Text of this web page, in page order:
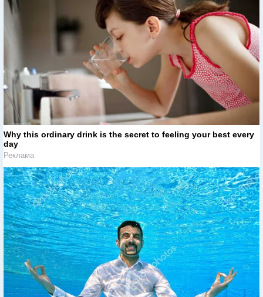
Why this ordinary drink is the secret to feeling your best every
day
Реклама